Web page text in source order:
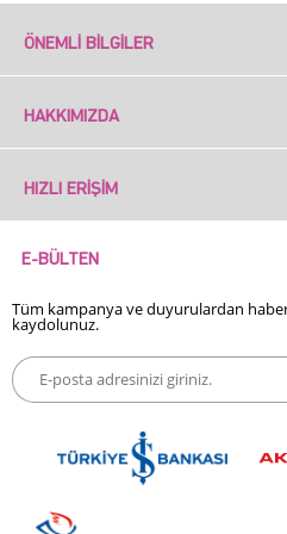
ÖNEMLI BILGILER
HAKKIMIZDA
HIZLI ERIŞIM
E-BÜLTEN
Tüm kampanya ve duyurulardan
kaydolunuz.